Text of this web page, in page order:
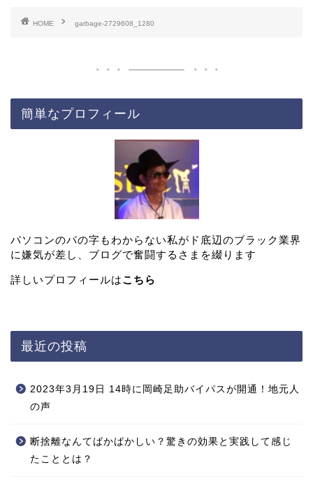
HOME garbage-2729608_1280
簡単なプロフィール
パソコンのパの字もわからない私がド底辺のブラック業界
に嫌気が差し、ブログで奮闘するさまを綴ります
詳しいプロフィールはこちら
最近の投稿
2023年3月19日 14時に岡崎足助バイパスが開通！地元人
の声
断捨離なんてばかばかしい？驚きの効果と実践して感じ
たこととは？